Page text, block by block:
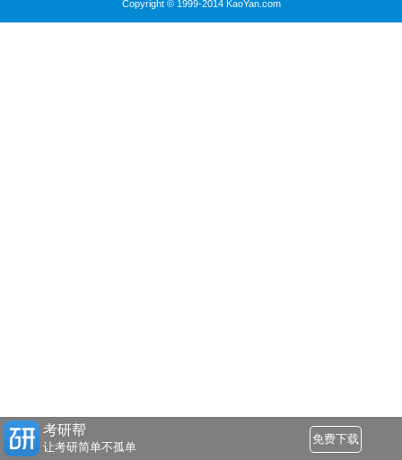
Copyright © 1999-2014 KaoYan.com
考研帮
让考研简单不孤单
免费下载